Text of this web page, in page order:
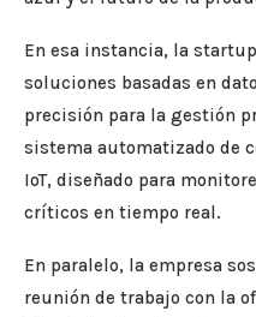
En esa instancia, la
soluciones basadas en
precisión para la gestión
sistema automatizado de
IoT, diseñado para
críticos en tiempo real.
En paralelo, la empresa
reunión de trabajo con la